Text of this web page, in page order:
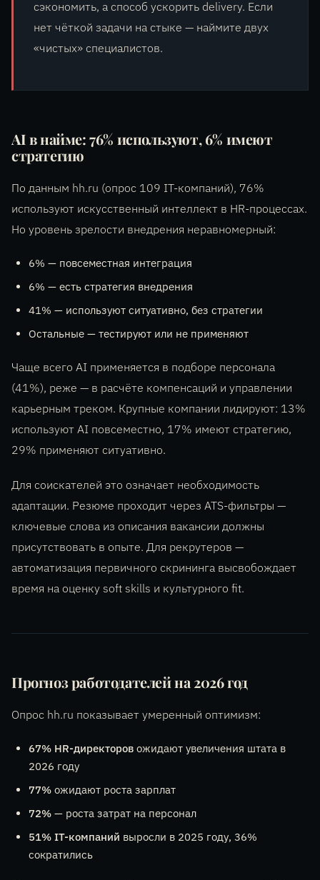
сэкономить, а способ ускорить delivery. Если
нет чёткой задачи на стыке — наймите двух
«чистых» специалистов.
AI в найме: 76% используют, 6% имеют
стратегию
По данным hh.ru (опрос 109 IT-компаний), 76%
используют искусственный интеллект в HR-процессах.
Но уровень зрелости внедрения неравномерный:
6% — повсеместная интеграция
6% — есть стратегия внедрения
41% — используют ситуативно, без стратегии
Остальные — тестируют или не применяют
Чаще всего AI применяется в подборе персонала
(41%), реже — в расчёте компенсаций и управлении
карьерным треком. Крупные компании лидируют: 13%
используют AI повсеместно, 17% имеют стратегию,
29% применяют ситуативно.
Для соискателей это означает необходимость
адаптации. Резюме проходит через ATS-фильтры —
ключевые слова из описания вакансии должны
присутствовать в опыте. Для рекрутеров —
автоматизация первичного скрининга высвобождает
время на оценку soft skills и культурного fit.
Прогноз работодателей на 2026 год
Опрос hh.ru показывает умеренный оптимизм:
67% HR-директоров ожидают увеличения штата в
2026 году
77% ожидают роста зарплат
72% — роста затрат на персонал
51% IT-компаний выросли в 2025 году, 36%
сократились